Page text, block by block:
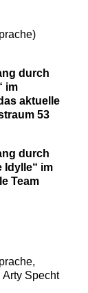
durch
im
aktuelle
53
durch
Idylle“ im
Team
Arty Specht